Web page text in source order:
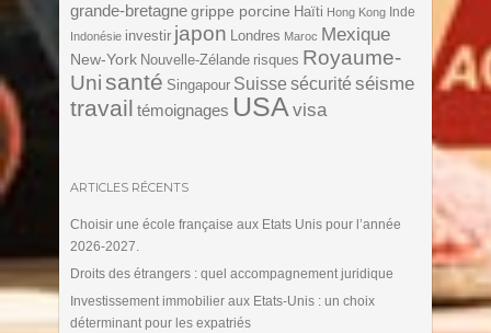
grande-bretagne grippe porcine Haïti Hong Kong Inde
Indonésie investir japon Londres Maroc Mexique
New-York Nouvelle-Zélande risques Royaume-
Unisanté Singapour Suisse sécurité séisme
travail témoignages USAvisa
ARTICLES RÉCENTS
Choisir une école française aux Etats Unis pour l’année
2026-2027.
Droits des étrangers : quel accompagnement juridique
Investissement immobilier aux Etats-Unis : un choix
déterminant pour les expatriés